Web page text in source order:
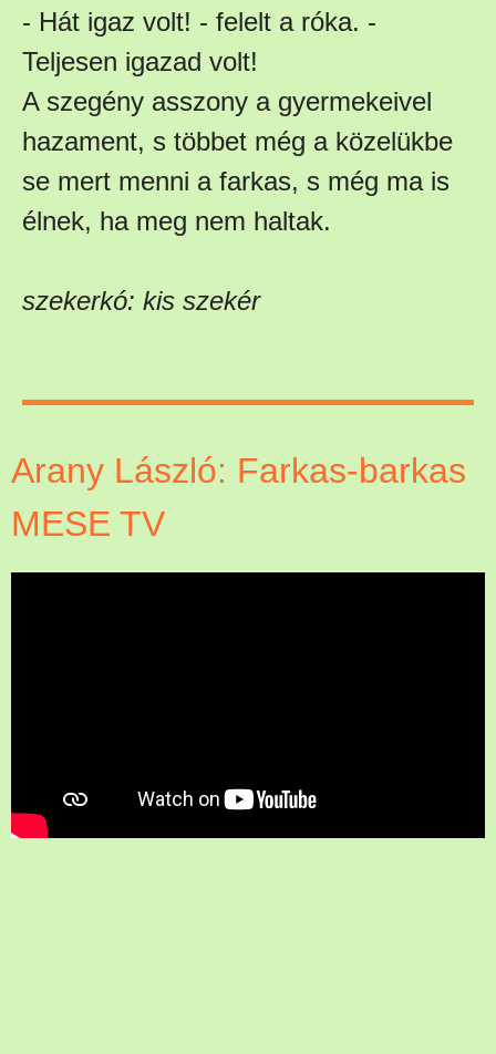
- Hát igaz volt! - felelt a róka. -
Teljesen igazad volt!
A szegény asszony a gyermekeivel
hazament, s többet még a közelükbe
se mert menni a farkas, s még ma is
élnek, ha meg nem haltak.
szekerkó: kis szekér
Arany László: Farkas-barkas
MESE TV